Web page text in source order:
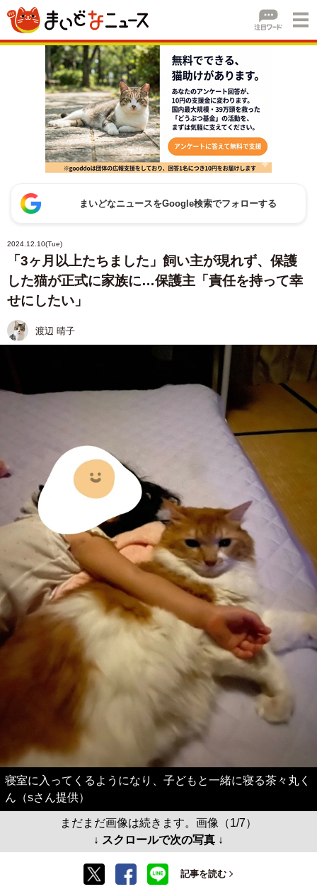
まいどなニュースをGoogle検索でフォローする
2024.12.10(Tue)
「3ヶ月以上たちました」飼い主が現れず、保護
した猫が正式に家族に…保護主「責任を持って幸
せにしたい」
渡辺 晴子
寝室に入ってくるようになり、子どもと一緒に寝る茶々丸く
ん（sさん提供）
まだまだ画像は続きます。画像（1/7）
↓ スクロールで次の写真 ↓
記事を読む